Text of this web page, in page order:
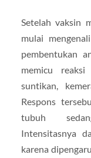
Setelah vaksin
mulai
pembentukan
memicu
suntikan,
Respons
tubuh
Intensitasnya
karena